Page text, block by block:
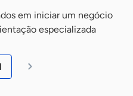
em iniciar um negócio
especializada